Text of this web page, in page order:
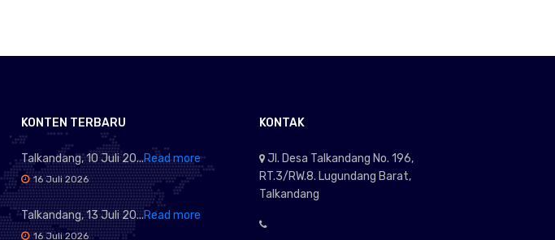
KONTEN TERBARU
Talkandang, 10 Juli 20...Read more
16 Juli 2026
Talkandang, 13 Juli 20...Read more
16 Juli 2026
KONTAK
Jl. Desa Talkandang No. 196,
RT.3/RW.8. Lugundang Barat,
Talkandang